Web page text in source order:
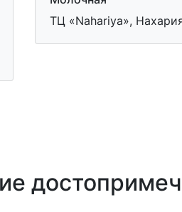
ТЦ «Nahariya»,